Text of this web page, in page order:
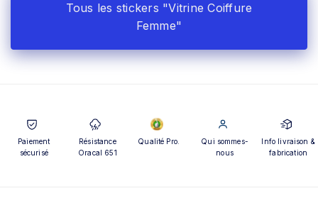
Tous les stickers "Vitrine Coiffure
Femme"
Paiement
sécurisé
Résistance
Oracal 651
Qualité Pro.
Qui sommes-
nous
Info livraison &
fabrication